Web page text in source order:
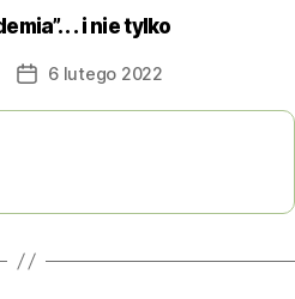
. . i nie tylko
Post6 lutego 2022